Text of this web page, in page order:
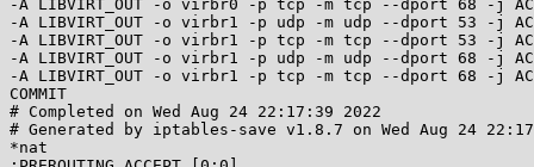
-A LIBVIRT_OUT -o virbr0 -p tcp -m tcp --dport 68 -j
-A LIBVIRT_OUT -o virbr1 -p udp -m udp --dport 53 -j
-A LIBVIRT_OUT -o virbr1 -p tcp -m tcp --dport 53 -j
-A LIBVIRT_OUT -o virbr1 -p udp -m udp --dport 68 -j
-A LIBVIRT_OUT -o virbr1 -p tcp -m tcp --dport 68 -j
COMMIT
# Completed on Wed Aug 24 22:17:39 2022
# Generated by iptables-save v1.8.7 on Wed Aug 24
*nat